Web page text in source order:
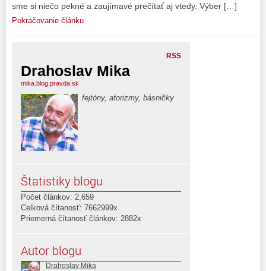
sme si niečo pekné a zaujímavé prečítať aj vtedy. Výber […]
Pokračovanie článku
RSS
Drahoslav Mika
mika.blog.pravda.sk
fejtóny, aforizmy, básničky
Štatistiky blogu
Počet článkov: 2,659
Celková čítanosť: 7662999x
Priemerná čítanosť článkov: 2882x
Autor blogu
Drahoslav Mika